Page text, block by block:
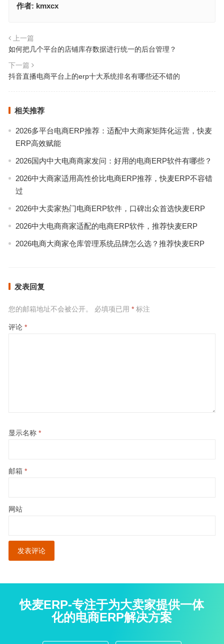
作者: kmxcx
上一篇
如何把几个平台的店铺库存数据进行统一的后台管理？
下一篇
抖音直播电商平台上的erp十大系统排名有哪些还不错的
相关推荐
2026多平台电商ERP推荐：适配中大商家矩阵化运营，快麦
ERP高效赋能
2026国内中大电商商家发问：好用的电商ERP软件有哪些？
2026中大商家适用高性价比电商ERP推荐，快麦ERP不容错
过
2026中大卖家热门电商ERP软件，口碑出众首选快麦ERP
2026中大电商商家适配的电商ERP软件，推荐快麦ERP
2026电商大商家仓库管理系统品牌怎么选？推荐快麦ERP
发表回复
您的邮箱地址不会被公开。 必填项已用 *标注
评论 *
显示名称 *
邮箱 *
网站
快麦ERP-专注于为大卖家提供一体
化的电商ERP解决方案